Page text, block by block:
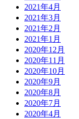
2021年4月
2021年3月
2021年2月
2021年1月
2020年12月
2020年11月
2020年10月
2020年9月
2020年8月
2020年7月
2020年4月